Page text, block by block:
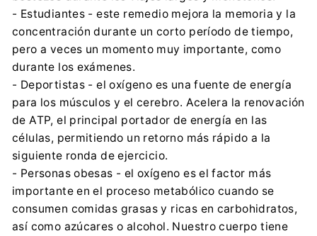
- Estudiantes - este remedio mejora la memoria y la
concentración durante un corto período de tiempo,
pero a veces un momento muy importante, como
durante los exámenes.
- Deportistas - el oxígeno es una fuente de energía
para los músculos y el cerebro. Acelera la renovación
de ATP, el principal portador de energía en las
células, permitiendo un retorno más rápido a la
siguiente ronda de ejercicio.
- Personas obesas - el oxígeno es el factor más
importante en el proceso metabólico cuando se
consumen comidas grasas y ricas en carbohidratos,
así como azúcares o alcohol. Nuestro cuerpo tiene